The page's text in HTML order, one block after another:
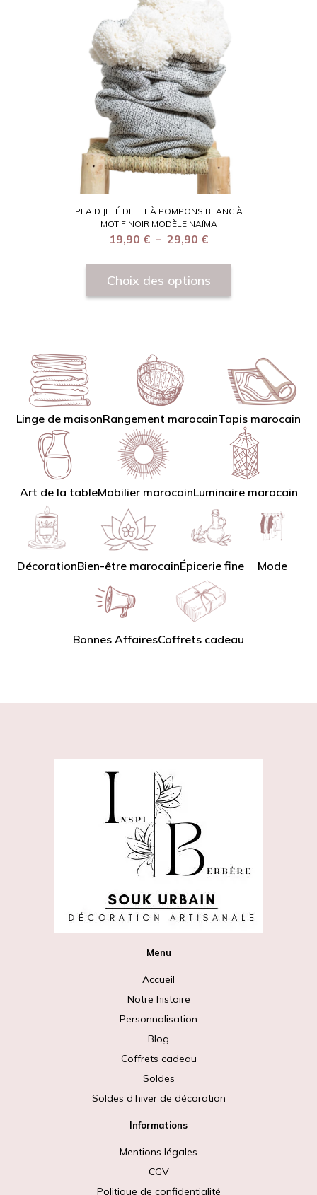
PLAID JETÉ DE LIT À POMPONS BLANC À
MOTIF NOIR MODÈLE NAÏMA
19,90 € – 29,90 €
Choix des options
Linge de maisonRangement marocainTapis marocain
Art de la tableMobilier marocainLuminaire marocain
DécorationBien-être marocainÉpicerie fine Mode
Bonnes AffairesCoffrets cadeau
Menu
Accueil
Notre histoire
Personnalisation
Blog
Coffrets cadeau
Soldes
Soldes d’hiver de décoration
Informations
Mentions légales
CGV
Politique de confidentialité